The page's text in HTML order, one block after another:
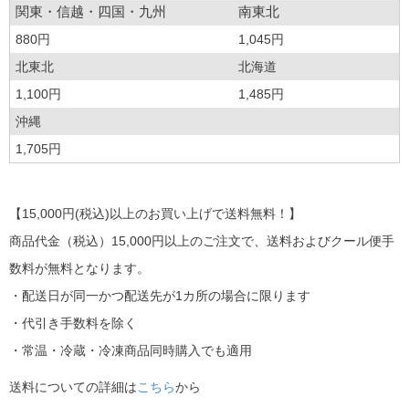
関東・信越・四国・九州 南東北
880円
1,045円
北東北
北海道
1,100円
1,485円
沖縄
1,705円
【15,000円(税込)以上のお買い上げで送料無料！】
商品代金（税込）15,000円以上のご注文で、送料およびクール便手
数料が無料となります。
・配送日が同一かつ配送先が1カ所の場合に限ります
・代引き手数料を除く
・常温・冷蔵・冷凍商品同時購入でも適用
送料についての詳細はこちらから